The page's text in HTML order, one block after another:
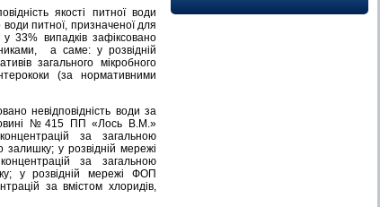
якості питної води
питної, призначеної для
33% випадків зафіксовано
а саме: у розвідній
загального мікробного
(за нормативними
невідповідність води за
№415 ПП «Лось В.М.»
за загальною
залишку; у розвідній мережі
за загальною
у розвідній мережі ФОП
за вмістом хлоридів,